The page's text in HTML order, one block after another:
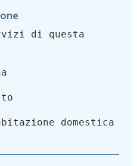
di questa
domestica